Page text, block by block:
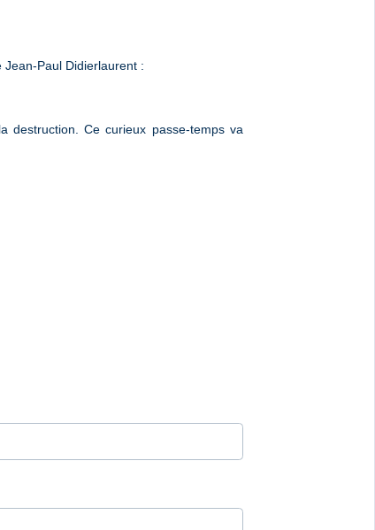
Paul Didierlaurent :
destruction. Ce curieux passe-temps va